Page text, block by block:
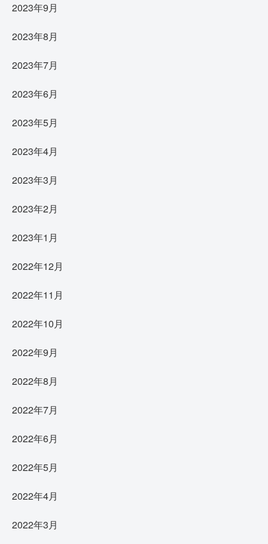
2023年9月
2023年8月
2023年7月
2023年6月
2023年5月
2023年4月
2023年3月
2023年2月
2023年1月
2022年12月
2022年11月
2022年10月
2022年9月
2022年8月
2022年7月
2022年6月
2022年5月
2022年4月
2022年3月